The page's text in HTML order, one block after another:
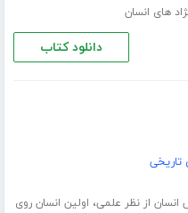
های انسان
دانلود کتاب
انسان از نظر علمی، اولین انسان روی